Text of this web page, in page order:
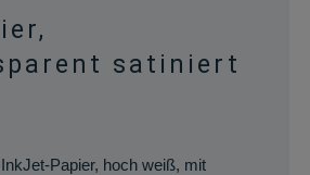
satiniert
Papier, hoch weiß, mit